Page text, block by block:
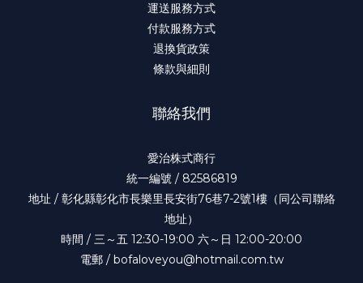
運送服務方式
付款服務方式
退換貨政策
條款與細則
聯絡我們
愛治株式商行
統一編號 / 82586819
地址 / 彰化縣彰化市長樂里長安街76巷7-2號1樓（同公司聯絡
地址）
時間 / 三～五 12:30-19:00 六～日 12:00-20:00
電郵 / bofaloveyou@hotmail.com.tw